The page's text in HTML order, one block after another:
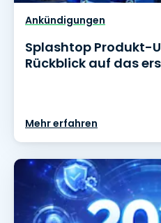
Ankündigungen
Splashtop Produkt-
Rückblick auf das
Mehr erfahren